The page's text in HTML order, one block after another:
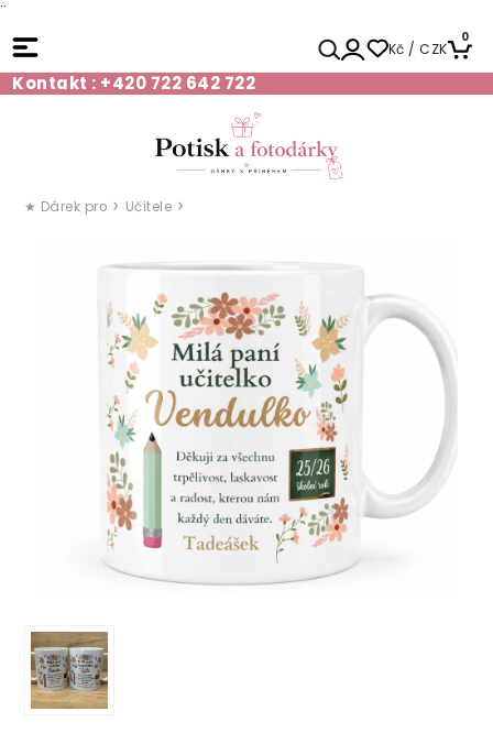
¨
Kč / CZK
0
Kontakt : +420 722 642 722
★ Dárek pro Učitele